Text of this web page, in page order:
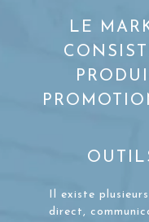
LE
Il existe
direct,